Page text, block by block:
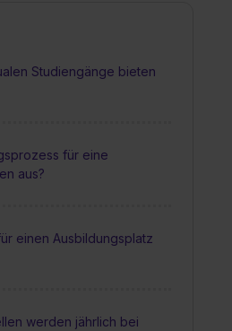
Studiengänge bieten
für eine
aus?
einen Ausbildungsplatz
werden jährlich bei